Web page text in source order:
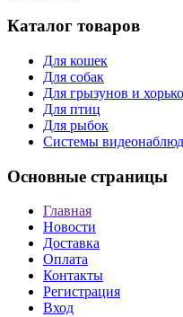
Каталог товаров
Для кошек
Для собак
Для грызунов и
Для птиц
Для рыбок
Cистемы
Основные страницы
Главная
Новости
Доставка
Оплата
Контакты
Регистрация
Вход